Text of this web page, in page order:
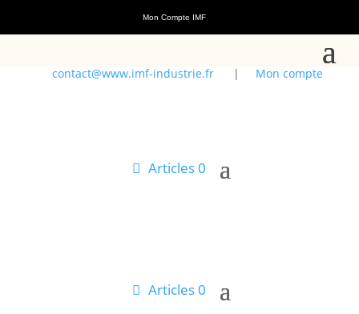
contact@www.imf-industrie.fr | Mon compte
Articles 0
Articles 0
Mon Compte IMF